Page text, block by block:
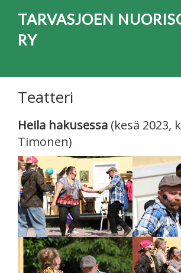
TARVASJOEN
RY
Teatteri
Heila hakusessa (kesä 2023,
Timonen)